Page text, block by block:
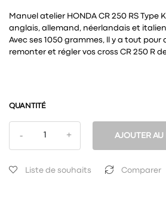
Manuel atelier HONDA CR 250 RS Type
anglais, allemand, néerlandais et
Avec ses 1050 grammes, ll y a tout pour
remonter et régler vos cross CR 250 R de
QUANTITÉ
AJOUTER AU
Liste de souhaits Comparer